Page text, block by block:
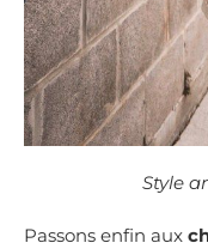
Style
Passons enfin aux